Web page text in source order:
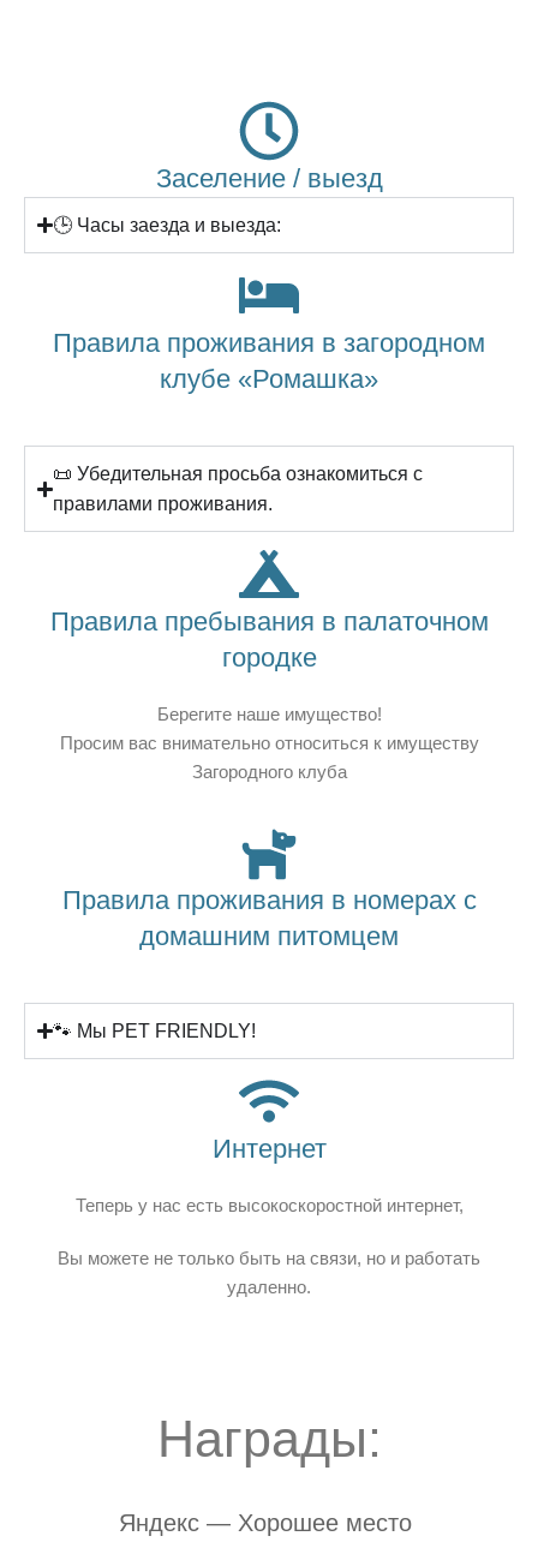
Заселение / выезд
🕒 Часы заезда и выезда:
Правила проживания в загородном
клубе «Ромашка»
📜 Убедительная просьба ознакомиться с
правилами проживания.
Правила пребывания в палаточном
городке
Берегите наше имущество!
Просим вас внимательно относиться к имуществу
Загородного клуба
Правила проживания в номерах с
домашним питомцем
🐾 Мы PET FRIENDLY!
Интернет
Теперь у нас есть высокоскоростной интернет,
Вы можете не только быть на связи, но и работать
удаленно.
Награды:
Яндекс — Хорошее место